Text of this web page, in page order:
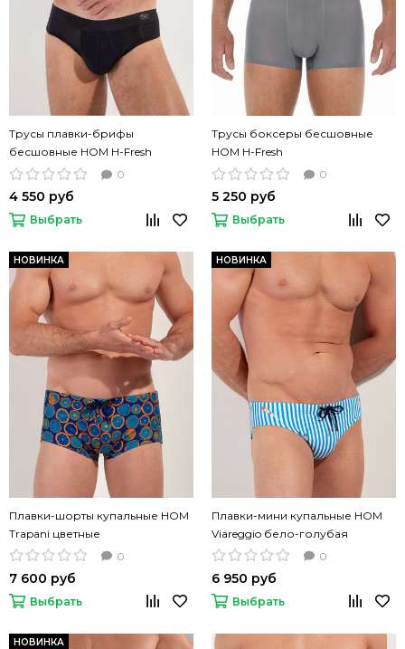
Трусы плавки-брифы
бесшовные HOM H-Fresh
черные
0
4 550 руб
Выбрать
Трусы боксеры бесшовные
HOM H-Fresh
0
5 250 руб
Выбрать
НОВИНКА
Плавки-шорты купальные HOM
Trapani цветные
0
7 600 руб
Выбрать
НОВИНКА
Плавки-мини купальные HOM
Viareggio бело-голубая
полоска
0
6 950 руб
Выбрать
НОВИНКА